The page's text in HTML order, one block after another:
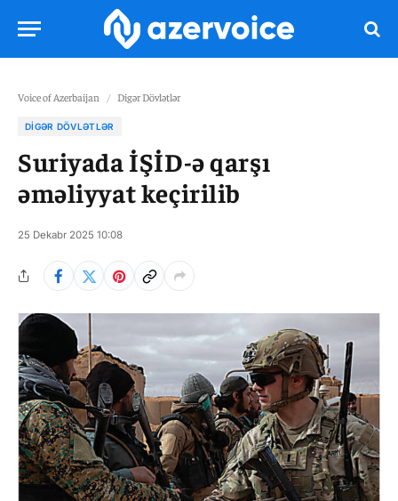
Voice of Azerbaijan / Digər Dövlətlər
DIGƏR DÖVLƏTLƏR
Suriyada İŞİD-ə qarşı
əməliyyat keçirilib
25 Dekabr 2025 10:08